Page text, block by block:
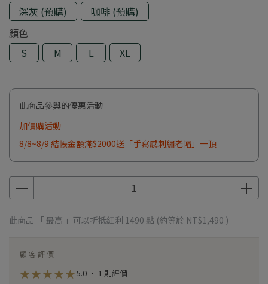
深灰 (預購)
咖啡 (預購)
顏色
S
M L XL
此商品參與的優惠活動
加價購活動
8/8~8/9 結帳金額滿$2000送「手寫感刺繡老帽」一頂
此商品 「 最高 」可以折抵紅利 1490 點 (約等於 NT$1,490 )
顧客評價
★
★★
★★
★★
★★
★5.0 · 1 則評價